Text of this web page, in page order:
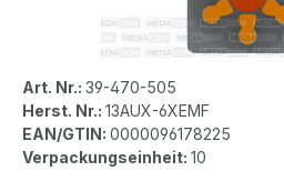
Art. Nr.: 39-470-505
Herst. Nr.: 13AUX-6XEMF
EAN/GTIN: 0000096178225
Verpackungseinheit: 10